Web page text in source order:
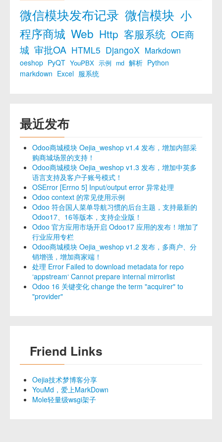
微信模块发布记录 微信模块 小
程序商城 Web Http 客服系统 OE商
城 审批OA HTML5 DjangoX Markdown
oeshop PyQT YouPBX 示例 md 解析 Python
markdown Excel 服系统
最近发布
Odoo商城模块 Oejia_weshop v1.4 发布，增加内部采
购商城场景的支持！
Odoo商城模块 Oejia_weshop v1.3 发布，增加中英多
语言支持及客户子账号模式！
OSError [Errno 5] Input/output error 异常处理
Odoo context 的常见使用示例
Odoo 符合国人菜单导航习惯的后台主题，支持最新的
Odoo17、16等版本，支持企业版！
Odoo 官方应用市场开启 Odoo17 应用的发布！增加了
行业应用专栏
Odoo商城模块 Oejia_weshop v1.2 发布，多商户、分
销增强，增加商家端！
处理 Error Failed to download metadata for repo
‘appstream‘ Cannot prepare internal mirrorlist
Odoo 16 关键变化 change the term "acquirer" to
"provider"
Friend Links
Oejia技术梦博客分享
YouMd，爱上MarkDown
Mole轻量级wsgi架子